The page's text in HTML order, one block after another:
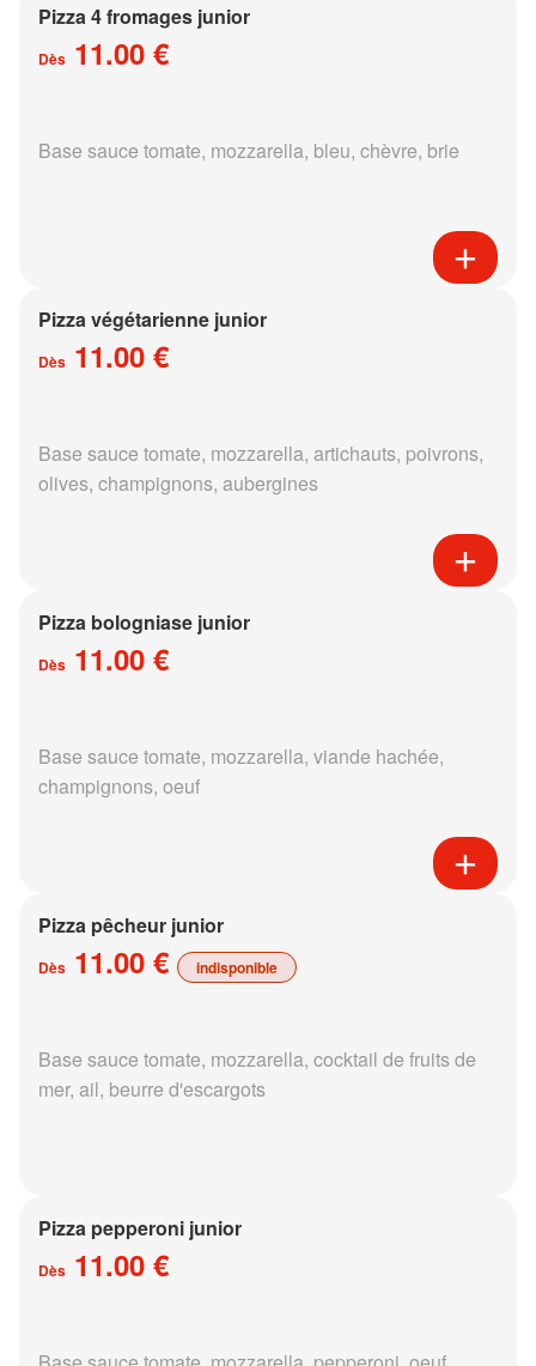
Pizza 4 fromages junior
Dès 11.00 €
Base sauce tomate, mozzarella, bleu, chèvre, brie
Pizza végétarienne junior
Dès 11.00 €
Base sauce tomate, mozzarella, artichauts, poivrons,
olives, champignons, aubergines
Pizza bologniase junior
Dès 11.00 €
Base sauce tomate, mozzarella, viande hachée,
champignons, oeuf
Pizza pêcheur junior
Dès 11.00 € indisponible
Base sauce tomate, mozzarella, cocktail de fruits de
mer, ail, beurre d'escargots
Pizza pepperoni junior
Dès 11.00 €